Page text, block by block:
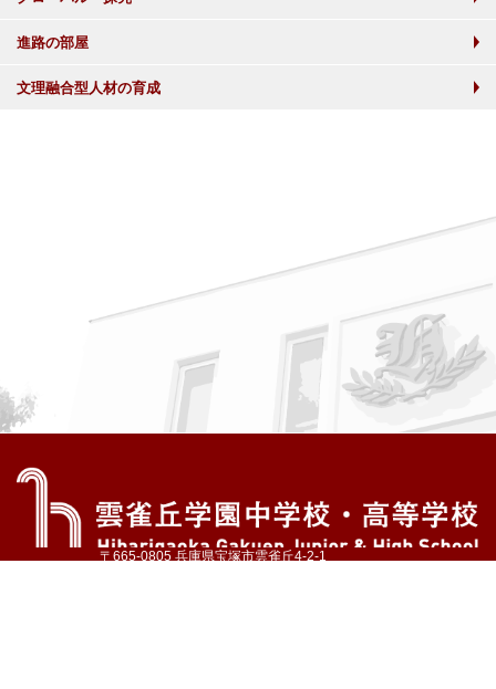
進路の部屋
文理融合型人材の育成
〒665-0805 兵庫県宝塚市雲雀丘4-2-1